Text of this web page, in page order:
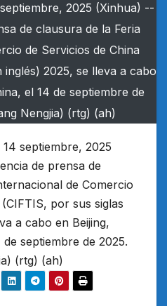
2025 (Xinhua) --
de clausura de la Feria
de Servicios de China
2025, se lleva a cabo
el 14 de septiembre de
Nengjia) (rtg) (ah)
septiembre, 2025
de prensa de
de Comercio
por sus siglas
a cabo en Beijing,
septiembre de 2025.
(rtg) (ah)